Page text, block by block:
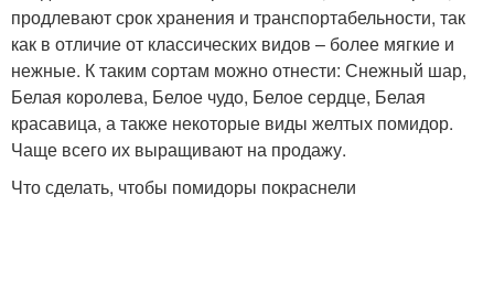
продлевают срок хранения и транспортабельности, так
как в отличие от классических видов – более мягкие и
нежные. К таким сортам можно отнести: Снежный шар,
Белая королева, Белое чудо, Белое сердце, Белая
красавица, а также некоторые виды желтых помидор.
Чаще всего их выращивают на продажу.
Что сделать, чтобы помидоры покраснели